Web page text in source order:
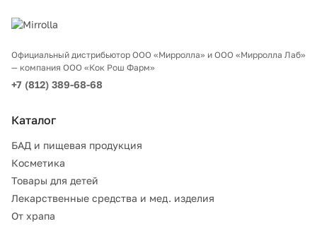
Официальный дистрибьютор ООО «Мирролла» и ООО «Мирролла Лаб»
— компания ООО «Кок Рош Фарм»
+7 (812) 389-68-68
Каталог
БАД и пищевая продукция
Косметика
Товары для детей
Лекарственные средства и мед. изделия
От храпа